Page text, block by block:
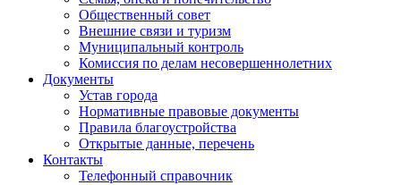
Общественный совет
Внешние связи и туризм
Муниципальный контроль
Комиссия по делам несовершеннолетних
Документы
Устав города
Нормативные правовые документы
Правила благоустройства
Открытые данные, перечень
Контакты
Телефонный справочник